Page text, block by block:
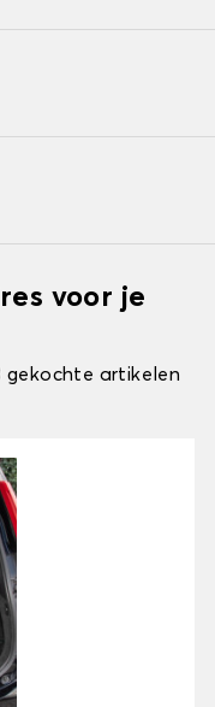
voor je
gekochte artikelen